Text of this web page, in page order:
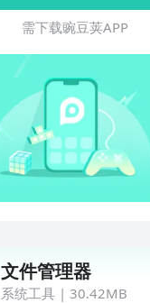
需 下 载 豌 豆 荚 A P P
文件管理器
系统工具| 30.42MB